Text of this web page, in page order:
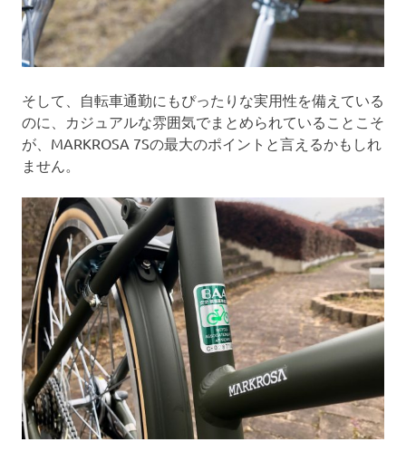
そして、自転車通勤にもぴったりな実用性を備えている
のに、カジュアルな雰囲気でまとめられていることこそ
が、MARKROSA 7Sの最大のポイントと言えるかもしれ
ません。